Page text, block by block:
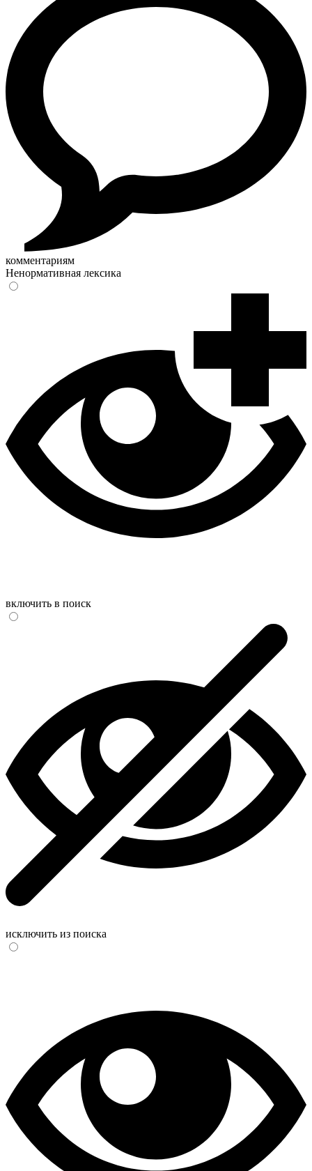
комментариям
Ненормативная лексика
включить в поиск
исключить из поиска